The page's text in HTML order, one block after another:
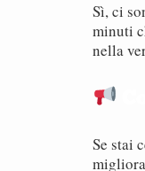
Sì, ci
minuti
nella
Se stai